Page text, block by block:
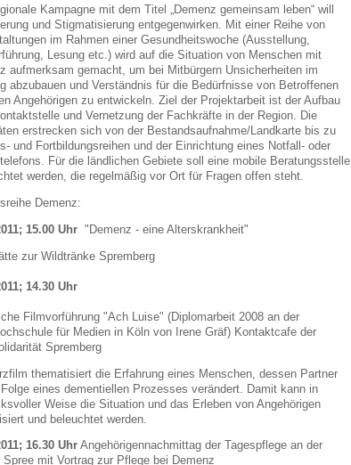
Kampagne mit dem Titel „Demenz gemeinsam leben“ will
und Stigmatisierung entgegenwirken. Mit einer Reihe von
im Rahmen einer Gesundheitswoche (Ausstellung,
Lesung etc.) wird auf die Situation von Menschen mit
aufmerksam gemacht, um bei Mitbürgern Unsicherheiten im
abzubauen und Verständnis für die Bedürfnisse von Betroffenen
Angehörigen zu entwickeln. Ziel der Projektarbeit ist der Aufbau
und Vernetzung der Fachkräfte in der Region. Die
erstrecken sich von der Bestandsaufnahme/Landkarte bis zu
und Fortbildungsreihen und der Einrichtung eines Notfall- oder
Für die ländlichen Gebiete soll eine mobile Beratungsstelle
werden, die regelmäßig vor Ort für Fragen offen steht.
Demenz:
15.00 Uhr "Demenz - eine Alterskrankheit"
zur Wildtränke Spremberg
14.30 Uhr
Filmvorführung "Ach Luise" (Diplomarbeit 2008 an der
für Medien in Köln von Irene Gräf) Kontaktcafe der
Spremberg
thematisiert die Erfahrung eines Menschen, dessen Partner
eines dementiellen Prozesses verändert. Damit kann in
Weise die Situation und das Erleben von Angehörigen
und beleuchtet werden.
16.30 Uhr Angehörigennachmittag der Tagespflege an der
Spree mit Vortrag zur Pflege bei Demenz